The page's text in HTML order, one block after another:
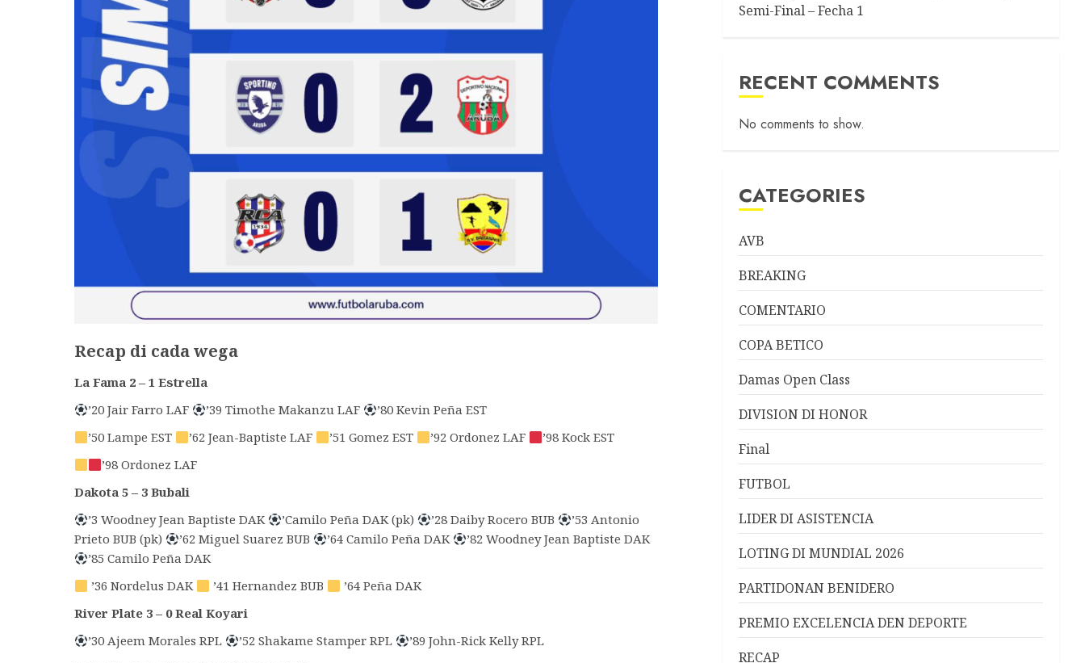
Recap di cada wega
La Fama 2 – 1 Estrella
’20 Jair Farro LAF
’39 Timothe Makanzu LAF
’80 Kevin Peña EST
’50 Lampe EST
’62 Jean-Baptiste LAF ’51 Gomez EST ’92 Ordonez LAF
’98 Kock EST
’98 Ordonez LAF
Dakota 5 – 3 Bubali
’3 Woodney Jean Baptiste DAK
’Camilo Peña DAK (pk) ’28 Daiby Rocero BUB
’53 Antonio
Prieto BUB (pk)
’62 Miguel Suarez BUB ’64 Camilo Peña DAK
’82 Woodney Jean Baptiste DAK
’85 Camilo Peña DAK
’36 Nordelus DAK
’41 Hernandez BUB
’64 Peña DAK
River Plate 3 – 0 Real Koyari
’30 Ajeem Morales RPL
’52 Shakame Stamper RPL
’89 John-Rick Kelly RPL
Semi-Final – Fecha 1
RECENT COMMENTS
No comments to show.
CATEGORIES
AVB
BREAKING
COMENTARIO
COPA BETICO
Damas Open Class
DIVISION DI HONOR
Final
FUTBOL
LIDER DI ASISTENCIA
LOTING DI MUNDIAL 2026
PARTIDONAN BENIDERO
PREMIO EXCELENCIA DEN DEPORTE
RECAP